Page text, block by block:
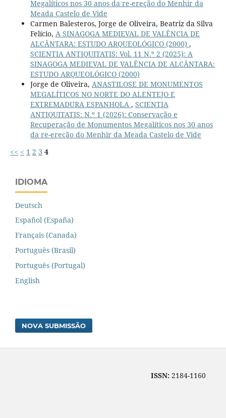
Megalíticos nos 30 anos da re-ereção do Menhir da
Meada Castelo de Vide
Carmen Balesteros, Jorge de Oliveira, Beatriz da Silva
Felício, A SINAGOGA MEDIEVAL DE VALÊNCIA DE
ALCÂNTARA: ESTUDO ARQUEOLÓGICO (2000) ,
SCIENTIA ANTIQUITATIS: Vol. 11 N.º 2 (2025): A
SINAGOGA MEDIEVAL DE VALÊNCIA DE ALCÂNTARA:
ESTUDO ARQUEOLÓGICO (2000)
Jorge de Oliveira, ANASTILOSE DE MONUMENTOS
MEGALÍTICOS NO NORTE DO ALENTEJO E
EXTREMADURA ESPANHOLA , SCIENTIA
ANTIQUITATIS: N.º 1 (2026): Conservação e
Recuperação de Monumentos Megalíticos nos 30 anos
da re-ereção do Menhir da Meada Castelo de Vide
<< < 1 2 3 4
IDIOMA
Deutsch
Español (España)
Français (Canada)
Português (Brasil)
Português (Portugal)
English
NOVA SUBMISSÃO
ISSN: 2184-1160